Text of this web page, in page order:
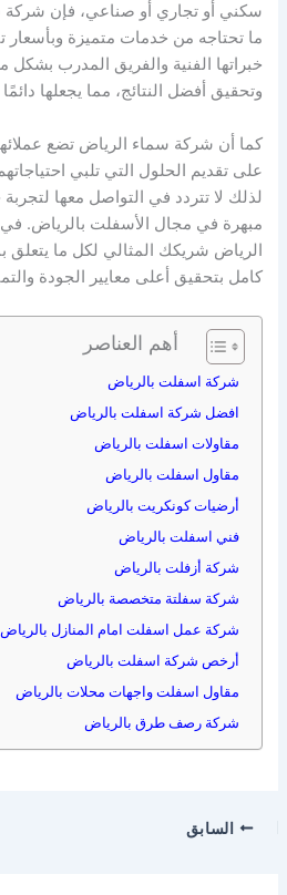
سكني أو تجاري أو صناعي، فإن شركة
ما تحتاجه من خدمات متميزة وبأسعار
خبراتها الفنية والفريق المدرب
وتحقيق أفضل النتائج، مما يجعلها
كما أن شركة سماء الرياض تضع
على تقديم الحلول التي تلبي
لذلك لا تتردد في التواصل معها
مبهرة في مجال الأسفلت بالرياض. في
الرياض شريكك المثالي لكل ما يتعلق
كامل بتحقيق أعلى معايير الجودة
أهم العناصر
شركة اسفلت بالرياض
افضل شركة اسفلت بالرياض
مقاولات اسفلت بالرياض
مقاول اسفلت بالرياض
أرضيات كونكريت بالرياض
فني اسفلت بالرياض
شركة أزفلت بالرياض
شركة سفلتة متخصصة بالرياض
شركة عمل اسفلت امام المنازل بالرياض
أرخص شركة اسفلت بالرياض
مقاول اسفلت واجهات محلات بالرياض
شركة رصف طرق بالرياض
السابق